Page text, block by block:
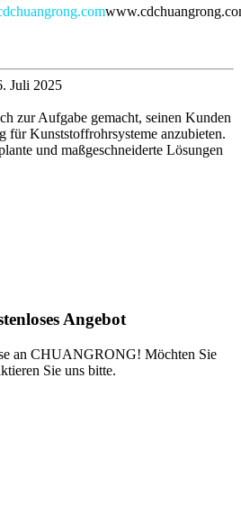
Juli 2025
zur Aufgabe gemacht, seinen Kunden
für Kunststoffrohrsysteme anzubieten.
und maßgeschneiderte Lösungen
Angebot
an CHUANGRONG! Möchten Sie
Sie uns bitte.